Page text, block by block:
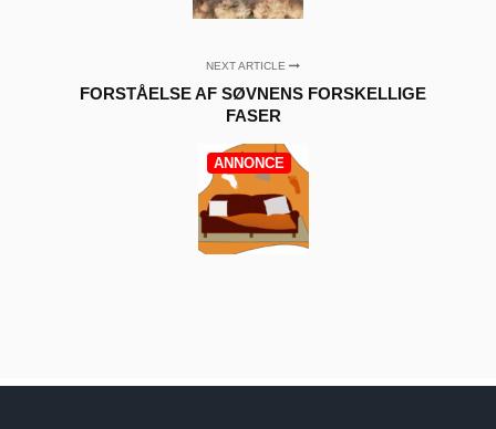
NEXT ARTICLE
FORSTÅELSE AF SØVNENS FORSKELLIGE
FASER
ANNONCE